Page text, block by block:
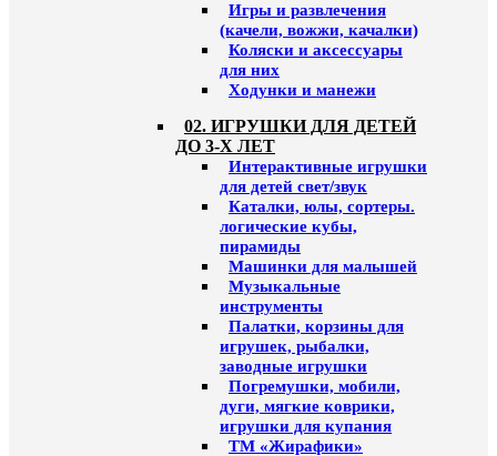
Игры и развлечения
(качели, вожжи, качалки)
Коляски и аксессуары
для них
Ходунки и манежи
02. ИГРУШКИ ДЛЯ ДЕТЕЙ
ДО 3-Х ЛЕТ
Интерактивные игрушки
для детей свет/звук
Каталки, юлы, сортеры.
логические кубы,
пирамиды
Машинки для малышей
Музыкальные
инструменты
Палатки, корзины для
игрушек, рыбалки,
заводные игрушки
Погремушки, мобили,
дуги, мягкие коврики,
игрушки для купания
ТМ «Жирафики»